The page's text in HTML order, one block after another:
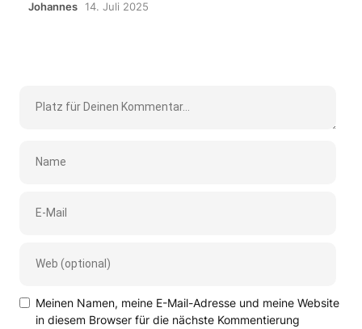
Johannes 14. Juli 2025
Meinen Namen, meine E-Mail-Adresse und meine Website
in diesem Browser für die nächste Kommentierung